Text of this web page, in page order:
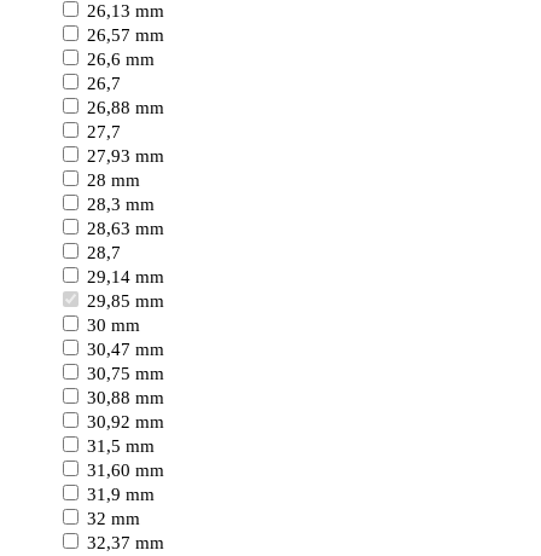
26,13 mm
26,57 mm
26,6 mm
26,7
26,88 mm
27,7
27,93 mm
28 mm
28,3 mm
28,63 mm
28,7
29,14 mm
29,85 mm
30 mm
30,47 mm
30,75 mm
30,88 mm
30,92 mm
31,5 mm
31,60 mm
31,9 mm
32 mm
32,37 mm